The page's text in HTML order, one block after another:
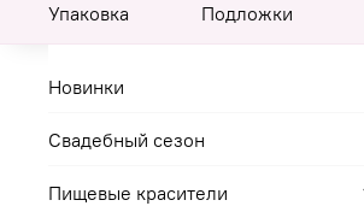
Упаковка Подложки
Новинки
Свадебный сезон
Пищевые красители